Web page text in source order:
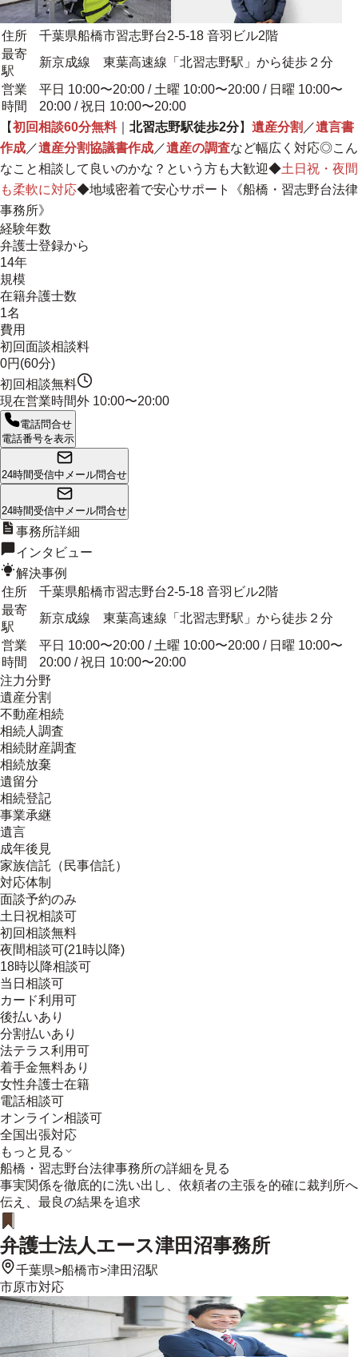
住所
千葉県船橋市習志野台2-5-18 音羽ビル2階
最寄
駅
新京成線 東葉高速線「北習志野駅」から徒歩２分
営業
時間
平日 10:00〜20:00 / 土曜 10:00〜20:00 / 日曜 10:00〜
20:00 / 祝日 10:00〜20:00
【初回相談60分無料｜ 北習志野駅徒歩2分】 遺産分割 ／遺言書
作成 ／遺産分割協議書作成 ／遺産の調査など幅広く対応◎こん
なこと相談して良いのかな？という方も大歓迎◆土日祝・夜間
も柔軟に対応◆地域密着で安心サポート
《船橋・習志野台法律
事務所》
経験年数
弁護士登録から
14年
規模
在籍弁護士数
1名
費用
初回面談相談料
0円(60分)
初回相談無料
現在営業時間外 10:00〜20:00
電話問合せ
電話番号を表示
24時間受信中 メール問合せ
24時間受信中 メール問合せ
事務所詳細
インタビュー
解決事例
住所
千葉県船橋市習志野台2-5-18 音羽ビル2階
最寄
駅
新京成線 東葉高速線「北習志野駅」から徒歩２分
営業
時間
平日 10:00〜20:00 / 土曜 10:00〜20:00 / 日曜 10:00〜
20:00 / 祝日 10:00〜20:00
注力分野
遺産分割
不動産相続
相続人調査
相続財産調査
相続放棄
遺留分
相続登記
事業承継
遺言
成年後見
家族信託（民事信託）
対応体制
面談予約のみ
土日祝相談可
初回相談無料
夜間相談可(21時以降)
18時以降相談可
当日相談可
カード利用可
後払いあり
分割払いあり
法テラス利用可
着手金無料あり
女性弁護士在籍
電話相談可
オンライン相談可
全国出張対応
もっと見る
船橋・習志野台法律事務所の詳細を見る
事実関係を徹底的に洗い出し、依頼者の主張を的確に裁判所へ
伝え、最良の結果を追求
弁護士法人エース津田沼事務所
千葉県>船橋市>津田沼駅
市原市対応